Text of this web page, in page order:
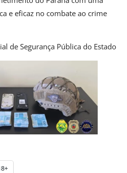
e eficaz no combate ao crime
de Segurança Pública do Estado